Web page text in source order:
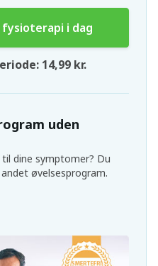
i dag
14,99 kr.
uden
dine symptomer? Du
øvelsesprogram.